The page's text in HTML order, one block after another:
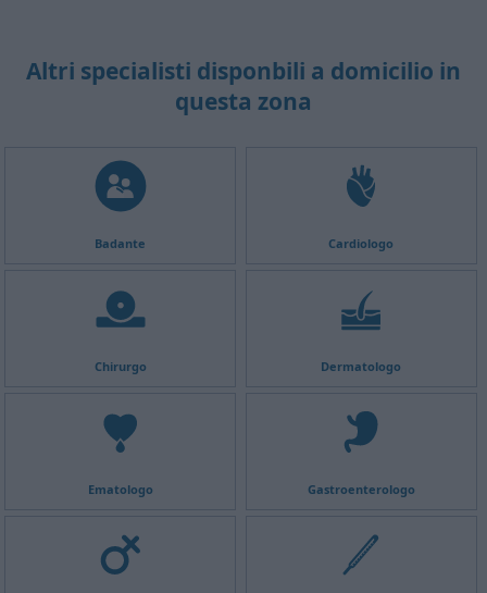
Altri specialisti disponbili a domicilio in
questa zona
Badante Cardiologo
Chirurgo Dermatologo
Ematologo Gastroenterologo